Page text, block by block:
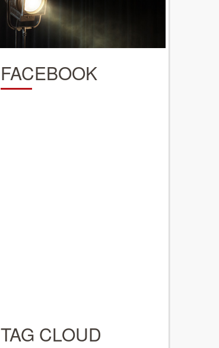
FACEBOOK
TAG CLOUD